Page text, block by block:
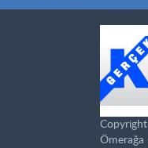
Copyright
Ömerağa